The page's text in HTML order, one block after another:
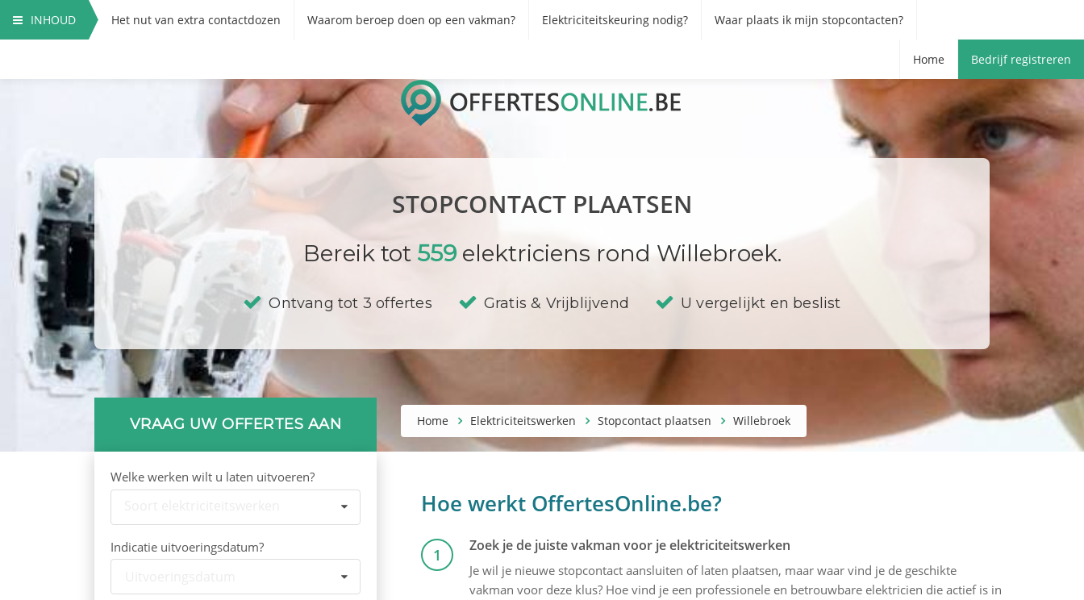
INHOUD Het nut van extra contactdozen Waarom beroep doen op een vakman? Elektriciteitskeuring nodig? Waar plaats ik mijn stopcontacten?
Home Bedrijf registreren
STOPCONTACT PLAATSEN
Bereik tot 559elektriciens rond Willebroek.
Ontvang tot 3 offertes Gratis & Vrijblijvend U vergelijkt en beslist
Home Elektriciteitswerken Stopcontact plaatsen Willebroek
VRAAG UW OFFERTES AAN
Welke werken wilt u laten uitvoeren?
Indicatie uitvoeringsdatum?
Hoe werkt OffertesOnline.be?
1 Zoek je de juiste vakman voor je elektriciteitswerken
Je wil je nieuwe stopcontact aansluiten of laten plaatsen, maar waar vind je de geschikte
vakman voor deze klus? Hoe vind je een professionele en betrouwbare elektricien die actief is in